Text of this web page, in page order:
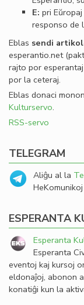
E: pri
responso de
Eblas sendi
esperantio.net
rajto por
por la ceteraj.
Eblas donaci
Kulturservo.
RSS-servo
TELEGRAM
Aliĝu al la
HeKomunikoj
ESPERANTA
Esperanta
Esperanta
eventoj kaj kursoj
eldonaĵoj, abonon
konatiĝi kun la